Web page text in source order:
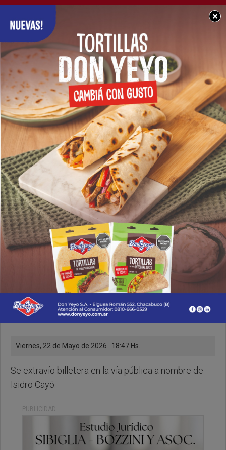
×
SOCIEDAD
Se extravió billetera
con documentación a
nombre de Isidro Cayo
Viernes, 22 de Mayo de 2026 . 18:47 Hs.
Se extravío billetera en la vía pública a nombre de
Isidro Cayó.
PUBLICIDAD